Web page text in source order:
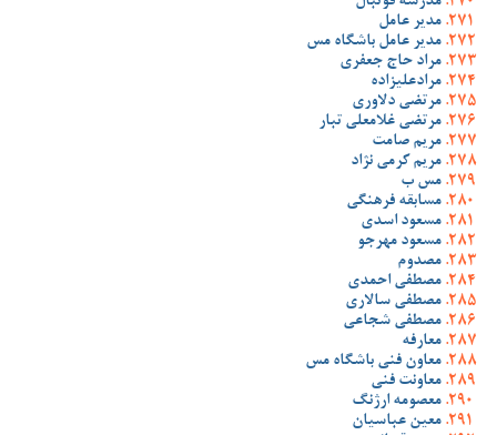
مدیر عامل
مدیر عامل باشگاه مس
مراد حاج جعفری
مرادعلیزاده
مرتضی دلاوری
مرتضی غلامعلی تبار
مریم صامت
مریم کرمی نژاد
مس ب
مسابقه فرهنگی
مسعود اسدی
مسعود مهرجو
مصدوم
مصطفی احمدی
مصطفی سالاری
مصطفی شجاعی
معارفه
معاون فنی باشگاه مس
معاونت فنی
معصومه ارژنگ
معین عباسیان